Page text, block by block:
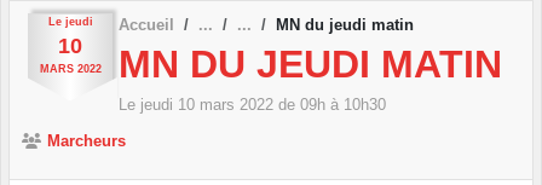
Le jeudi
10
MARS 2022
Accueil MN du jeudi matin
MN DU JEUDI MATIN
Le jeudi 10 mars 2022 de 09h à 10h30
Marcheurs